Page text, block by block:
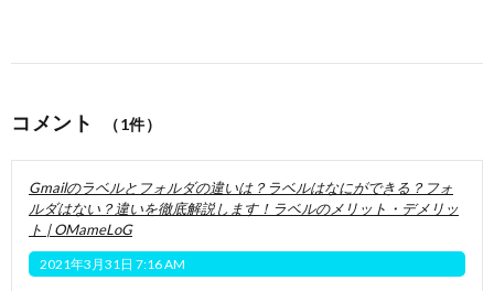
コメント （1件）
Gmailのラベルとフォルダの違いは？ラベルはなにができる？フォ
ルダはない？違いを徹底解説します！ラベルのメリット・デメリッ
ト | OMameLoG
2021年3月31日 7:16 AM